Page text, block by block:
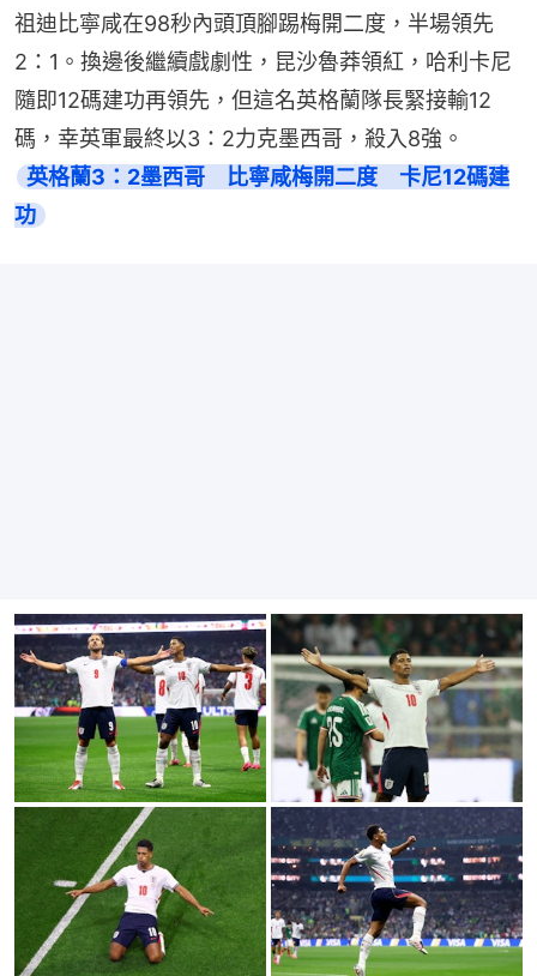
祖迪比寧咸在98秒內頭頂腳踢梅開二度，半場領先
2：1。換邊後繼續戲劇性，昆沙魯莽領紅，哈利卡尼
隨即12碼建功再領先，但這名英格蘭隊長緊接輸12
碼，幸英軍最終以3：2力克墨西哥，殺入8強。
英格蘭3：2墨西哥　比寧咸梅開二度　卡尼12碼建
功